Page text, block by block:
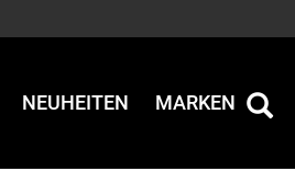
NEUHEITEN MARKEN